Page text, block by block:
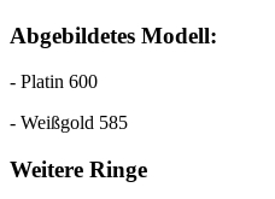
Abgebildetes Modell:
- Platin 600
- Weißgold 585
Weitere Ringe